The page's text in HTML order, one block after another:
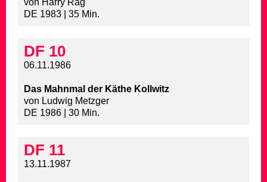
von Harry Rag
DE 1983 | 35 Min.
DF 10
06.11.1986
Das Mahnmal der Käthe Kollwitz
von Ludwig Metzger
DE 1986 | 30 Min.
DF 11
13.11.1987